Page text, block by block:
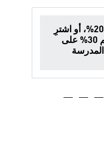
اشترِ 2 واحصل على خصم 20%، أو اشترِ
3 أو أكثر واحصل على خصم 30% على